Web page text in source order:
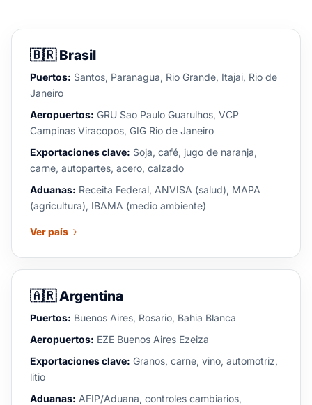
🇧🇷Brasil
Puertos: Santos, Paranagua, Rio Grande, Itajai, Rio de
Janeiro
Aeropuertos: GRU Sao Paulo Guarulhos, VCP
Campinas Viracopos, GIG Rio de Janeiro
Exportaciones clave: Soja, café, jugo de naranja,
carne, autopartes, acero, calzado
Aduanas: Receita Federal, ANVISA (salud), MAPA
(agricultura), IBAMA (medio ambiente)
Ver país
🇦🇷Argentina
Puertos: Buenos Aires, Rosario, Bahia Blanca
Aeropuertos: EZE Buenos Aires Ezeiza
Exportaciones clave: Granos, carne, vino, automotriz,
litio
Aduanas: AFIP/Aduana, controles cambiarios,